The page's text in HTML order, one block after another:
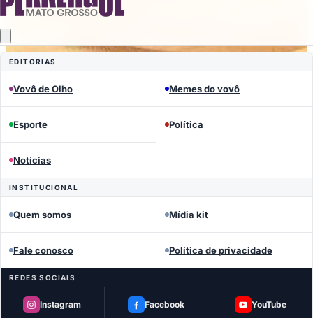
EDITORIAS
Vovô de Olho Memes do vovô
Esporte Política
Notícias
INSTITUCIONAL
Quem somos Mídia kit
Fale conosco Política de privacidade
REDES SOCIAIS
Instagram Facebook YouTube